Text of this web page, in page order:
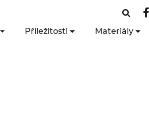
Příležitosti Materiály